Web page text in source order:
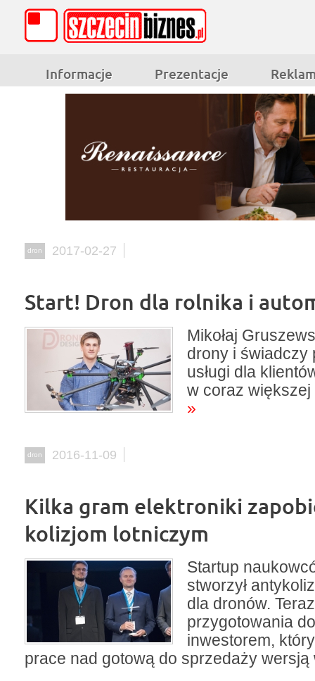
Informacje Prezentacje
dron 2017-02-27
Start! Dron dla rolnika i
Mikołaj
drony i świadczy
usługi dla
w coraz
»
dron 2016-11-09
Kilka gram elektroniki
kolizjom lotniczym
Startup
stworzył
dla dronów.
przygotowania
inwestorem,
prace nad gotową do sprzedaży wersją